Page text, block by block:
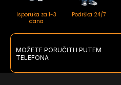
Isporuka za 1-3
dana
Podrška 24/7
MOŽETE PORUČITI I PUTEM
TELEFONA